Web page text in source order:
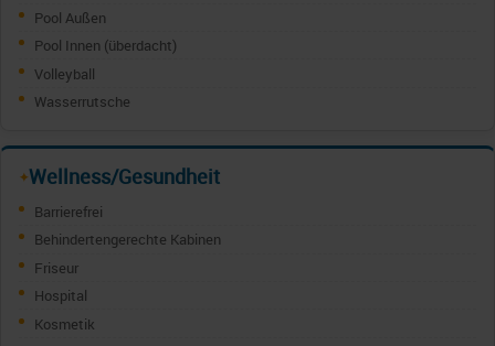
Pool Außen
Pool Innen (überdacht)
Volleyball
Wasserrutsche
✦Wellness/Gesundheit
Barrierefrei
Behindertengerechte Kabinen
Friseur
Hospital
Kosmetik